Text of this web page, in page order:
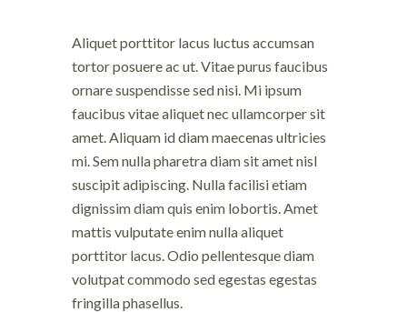
Aliquet porttitor lacus luctus accumsan
tortor posuere ac ut. Vitae purus faucibus
ornare suspendisse sed nisi. Mi ipsum
faucibus vitae aliquet nec ullamcorper sit
amet. Aliquam id diam maecenas ultricies
mi. Sem nulla pharetra diam sit amet nisl
suscipit adipiscing. Nulla facilisi etiam
dignissim diam quis enim lobortis. Amet
mattis vulputate enim nulla aliquet
porttitor lacus. Odio pellentesque diam
volutpat commodo sed egestas egestas
fringilla phasellus.